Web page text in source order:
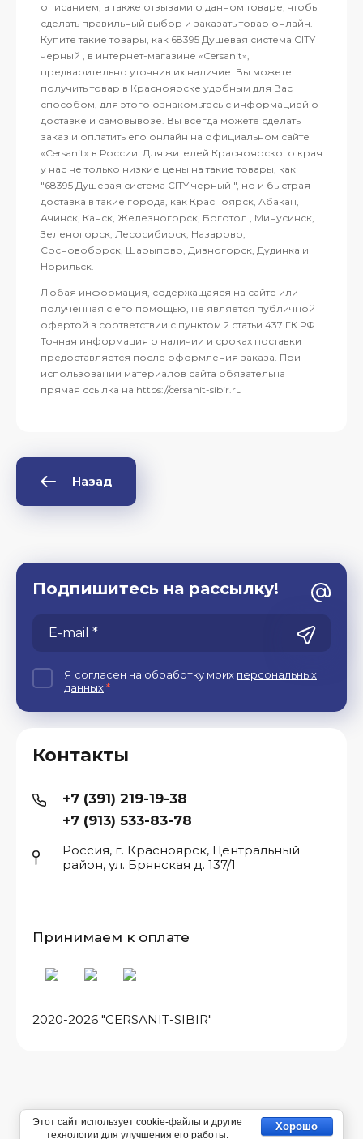
описанием, а также отзывами о данном товаре, чтобы
сделать правильный выбор и заказать товар онлайн.
Купите такие товары, как 68395 Душевая система CITY
черный , в интернет-магазине «Cersanit»,
предварительно уточнив их наличие. Вы можете
получить товар в Красноярске удобным для Вас
способом, для этого ознакомьтесь с информацией о
доставке и самовывозе. Вы всегда можете сделать
заказ и оплатить его онлайн на официальном сайте
«Cersanit» в России. Для жителей Красноярского края
у нас не только низкие цены на такие товары, как
"68395 Душевая система CITY черный ", но и быстрая
доставка в такие города, как Красноярск, Абакан,
Ачинск, Канск, Железногорск, Боготол., Минусинск,
Зеленогорск, Лесосибирск, Назарово,
Сосновоборск, Шарыпово, Дивногорск, Дудинка и
Норильск.
Любая информация, содержащаяся на сайте или
полученная с его помощью, не является публичной
офертой в соответствии с пунктом 2 статьи 437 ГК РФ.
Точная информация о наличии и сроках поставки
предоставляется после оформления заказа. При
использовании материалов сайта обязательна
прямая ссылка на https://cersanit-sibir.ru
Назад
2020-2026 "CERSANIT-SIBIR"
Контакты
+7 (391) 219-19-38
+7 (913) 533-83-78
Россия, г. Красноярск, Центральный
район, ул. Брянская д. 137/1
Принимаем к оплате
Подпишитесь на рассылку!
Я согласен на обработку моих персональных
данных*
Хорошо
Этот сайт использует cookie-файлы и другие
технологии для улучшения его работы.